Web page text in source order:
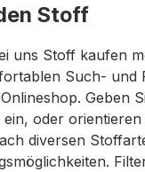
Stoff
uns Stoff kaufen
Such- und
Geben
oder
diversen